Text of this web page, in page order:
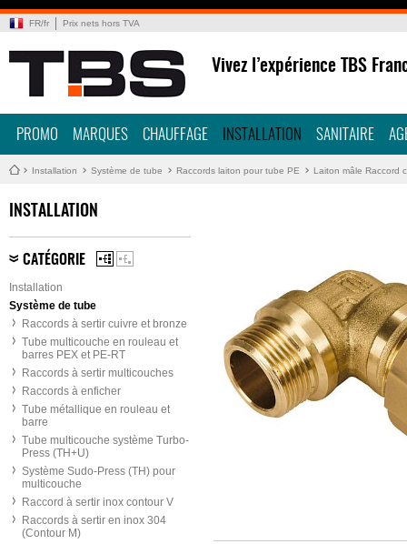
FR/fr Prix nets hors TVA
Vivez l’expérience TBS
PROMO MARQUES CHAUFFAGE INSTALLATION SANITAIRE
Installation Système de tube Raccords laiton pour tube PE Laiton mâle Raccord
INSTALLATION
CATÉGORIE
Installation
Système de tube
Raccords à sertir cuivre et bronze
Tube multicouche en rouleau et
barres PEX et PE-RT
Raccords à sertir multicouches
Raccords à enficher
Tube métallique en rouleau et
barre
Tube multicouche système Turbo-
Press (TH+U)
Système Sudo-Press (TH) pour
multicouche
Raccord à sertir inox contour V
Raccords à sertir en inox 304
(Contour M)